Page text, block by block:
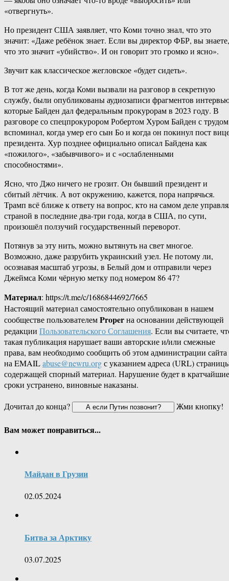
«отвергнуть».
Но президент США заявляет, что Коми точно знал, что это
значит: «Даже ребёнок знает. Если вы директор ФБР, вы знаете,
что это значит «убийство». И он говорит это громко и ясно».
Звучит как классическое жегловское «будет сидеть».
В тот же день, когда Коми вызвали на разговор в секретную
службу, были опубликованы аудиозаписи фрагментов
которые Байден дал федеральным прокурорам в 2023 году. В
разговоре со спецпрокурором Робертом Хуром Байден с трудом
вспоминал, когда умер его сын Бо и когда он покинул пост
президента. Хур позднее официально описал Байдена как
«пожилого», «забывчивого» и с «ослабленными
способностями».
Ясно, что Джо ничего не грозит. Он бывший президент и
сбитый лётчик. А вот окружению, кажется, пора напрячься.
Трамп всё ближе к ответу на вопрос, кто на самом деле
страной в последние два-три года, когда в США, по сути,
произошёл ползучий государственный переворот.
Потянув за эту нить, можно вытянуть на свет многое.
Возможно, даже разрубить украинский узел. Не потому ли,
осознавая масштаб угрозы, в Белый дом и отправили через
Джеймса Коми чёрную метку под номером 86 47?
Материал: https://t.me/c/1686844692/7665
Настоящий материал самостоятельно опубликован в нашем
сообществе пользователемProperна основании действующей
редакции Пользовательского Соглашения. Если вы считаете,
такая публикация нарушает ваши авторские и/или смежные
права, вам необходимо сообщить об этом администрации сайта
на EMAILabuse@newru.orgс указанием адреса (URL)
содержащей спорный материал. Нарушение будет в кратчайшие
сроки устранено, виновные наказаны.
Дочитал до конца?
Жми кнопку!
Вам может понравиться...
Майдан в Грузии
02.05.2024
Битва за Арктику
03.07.2025